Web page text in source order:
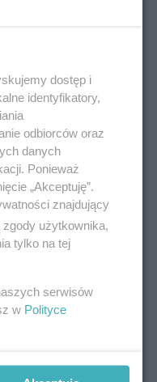
REKLAMA
dostęp i
identyfikatory,
odbiorców oraz
danych
Ponieważ
„Akceptuję”.
znajdujący
użytkownika,
tylko na tej
serwisów
w Polityce